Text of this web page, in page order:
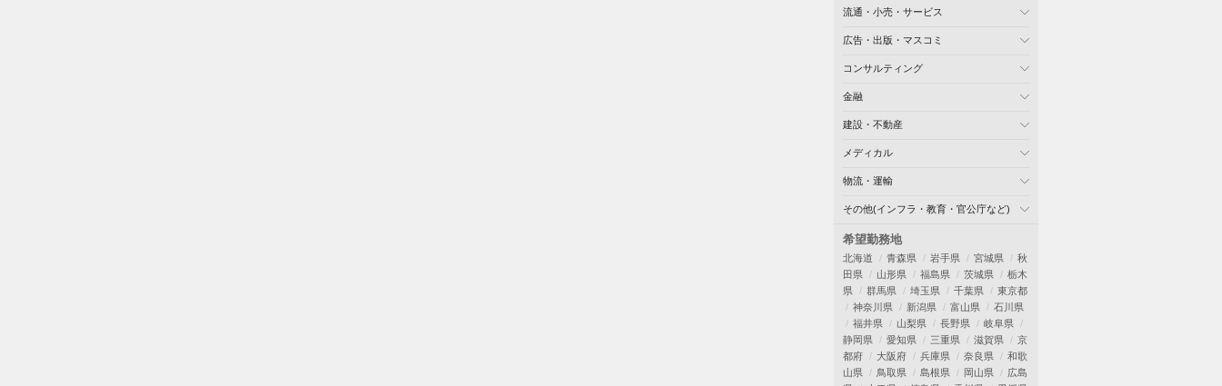
流通・小売・サービス
広告・出版・マスコミ
コンサルティング
金融
建設・不動産
メディカル
物流・運輸
その他(インフラ・教育・官公庁など)
希望勤務地
北海道 青森県 岩手県 宮城県
秋
田県
山形県 福島県 茨城県
栃木
県
群馬県 埼玉県 千葉県
東京都
神奈川県
新潟県 富山県
石川県
福井県
山梨県 長野県
岐阜県
静岡県
愛知県 三重県 滋賀県
京
都府
大阪府 兵庫県 奈良県
和歌
山県
鳥取県 島根県 岡山県
広島